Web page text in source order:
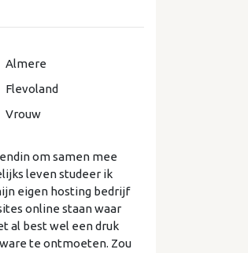
Almere
Flevoland
Vrouw
om samen mee
leven studeer ik
eigen hosting bedrijf
online staan waar
al best wel een druk
te ontmoeten. Zou